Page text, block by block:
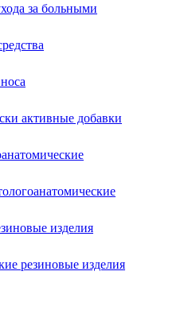
за больными
активные добавки
изделия
резиновые изделия